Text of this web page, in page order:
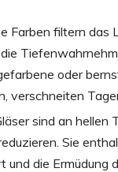
Farben filtern
oder
verschneiten
sind an
Sie
und die Ermüdung